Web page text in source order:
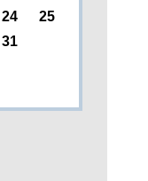
24
25
31